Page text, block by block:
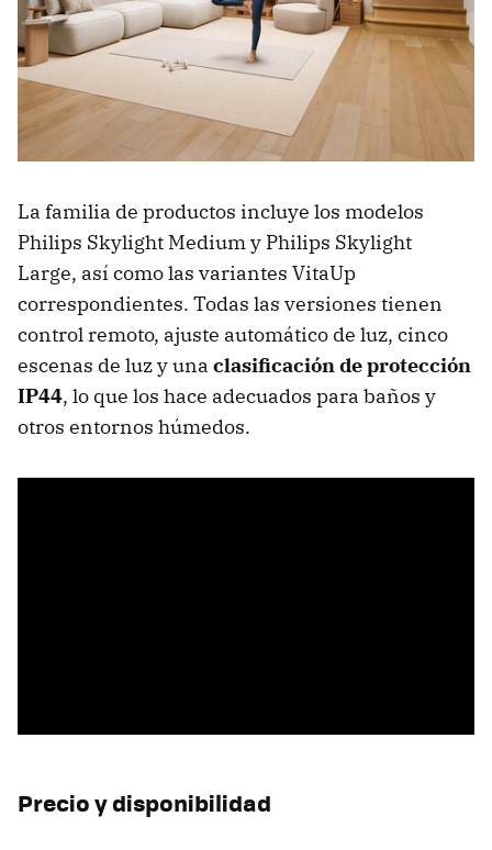
La familia de productos incluye los modelos
Philips Skylight Medium y Philips Skylight
Large, así como las variantes VitaUp
correspondientes. Todas las versiones tienen
control remoto, ajuste automático de luz, cinco
escenas de luz y una clasificación de protección
IP44, lo que los hace adecuados para baños y
otros entornos húmedos.
Precio y disponibilidad